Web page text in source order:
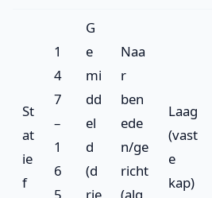
St
at
ie
f
1
4
7
–
1
6
5
G
e
mi
dd
el
d
(d
rie
Naa
r
ben
ede
n/ge
richt
(alg
Laag
(vast
e
kap)